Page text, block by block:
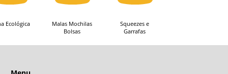
Ecológica
Malas Mochilas
Bolsas
Squeezes e
Garrafas